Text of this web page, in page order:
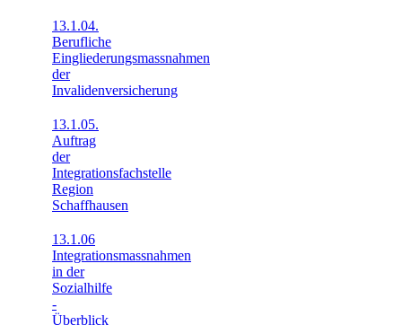
13.1.04.
Berufliche
Eingliederungsmassnahmen
der
Invalidenversicherung
13.1.05.
Auftrag
der
Integrationsfachstelle
Region
Schaffhausen
13.1.06
Integrationsmassnahmen
in der
Sozialhilfe
-
Überblick